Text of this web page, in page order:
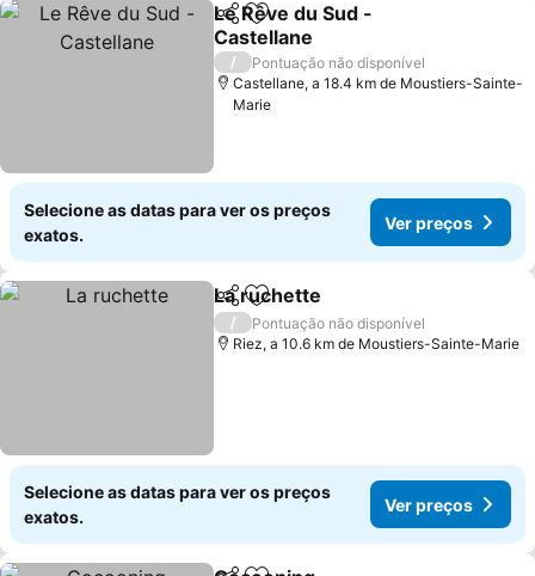
PartilharAdicionar aos favoritos
Le Rêve du Sud -
Castellane
/
Pontuação não disponível
Castellane, a 18.4 km de Moustiers-Sainte-
Marie
Selecione as datas para ver os preços
exatos.
Ver preços
PartilharAdicionar aos favoritos
La ruchette
/
Pontuação não disponível
Riez, a 10.6 km de Moustiers-Sainte-Marie
Selecione as datas para ver os preços
exatos.
Ver preços